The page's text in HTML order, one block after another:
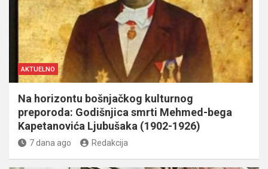
AKTUELNO
Na horizontu bošnjačkog kulturnog
preporoda: Godišnjica smrti Mehmed-bega
Kapetanovića Ljubušaka (1902-1926)
7 dana ago Redakcija